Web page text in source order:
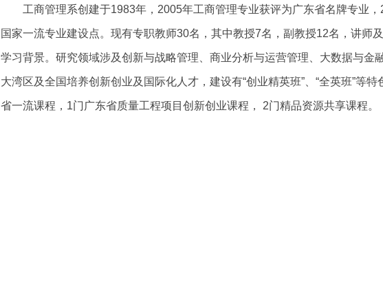
工商管理系创建于1983年，2005年工商管理专业获评为广东省名牌专业
国家一流专业建设点。现有专职教师30名，其中教授7名，副教授12名，讲师
学习背景。研究领域涉及创新与战略管理、商业分析与运营管理、大数据与金
大湾区及全国培养创新创业及国际化人才，建设有“创业精英班”、“全英班”等
省一流课程，1门广东省质量工程项目创新创业课程， 2门精品资源共享课程。